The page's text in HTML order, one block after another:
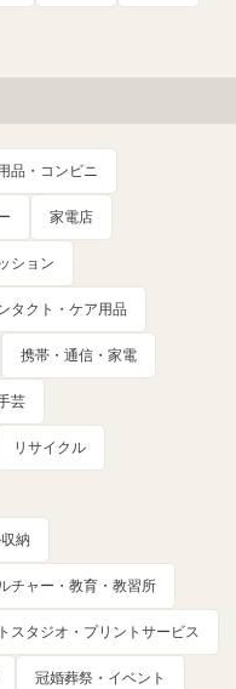
品・コンビニ
家電店
ション
タクト・ケア用品
携帯・通信・家電
芸
リサイクル
納
チャー・教育・教習所
スタジオ・プリントサービス
冠婚葬祭・イベント